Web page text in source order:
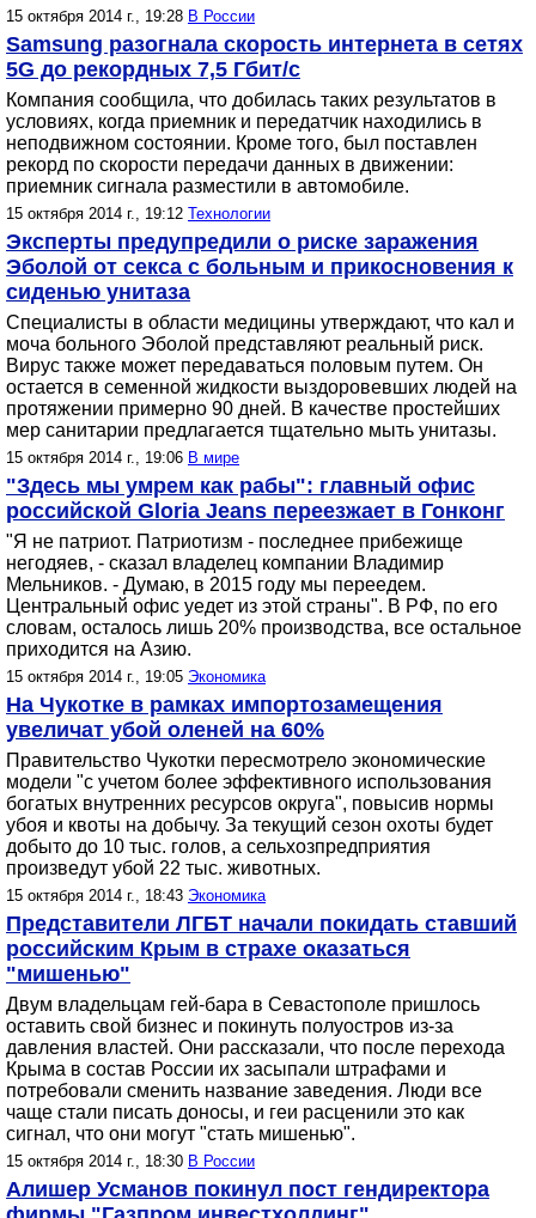
15 октября 2014 г., 19:28 В России
Samsung разогнала скорость интернета в сетях
5G до рекордных 7,5 Гбит/с
Компания сообщила, что добилась таких результатов в
условиях, когда приемник и передатчик находились в
неподвижном состоянии. Кроме того, был поставлен
рекорд по скорости передачи данных в движении:
приемник сигнала разместили в автомобиле.
15 октября 2014 г., 19:12 Технологии
Эксперты предупредили о риске заражения
Эболой от секса с больным и прикосновения к
сиденью унитаза
Специалисты в области медицины утверждают, что кал и
моча больного Эболой представляют реальный риск.
Вирус также может передаваться половым путем. Он
остается в семенной жидкости выздоровевших людей на
протяжении примерно 90 дней. В качестве простейших
мер санитарии предлагается тщательно мыть унитазы.
15 октября 2014 г., 19:06 В мире
"Здесь мы умрем как рабы": главный офис
российской Gloria Jeans переезжает в Гонконг
"Я не патриот. Патриотизм - последнее прибежище
негодяев, - сказал владелец компании Владимир
Мельников. - Думаю, в 2015 году мы переедем.
Центральный офис уедет из этой страны". В РФ, по его
словам, осталось лишь 20% производства, все остальное
приходится на Азию.
15 октября 2014 г., 19:05 Экономика
На Чукотке в рамках импортозамещения
увеличат убой оленей на 60%
Правительство Чукотки пересмотрело экономические
модели "с учетом более эффективного использования
богатых внутренних ресурсов округа", повысив нормы
убоя и квоты на добычу. За текущий сезон охоты будет
добыто до 10 тыс. голов, а сельхозпредприятия
произведут убой 22 тыс. животных.
15 октября 2014 г., 18:43 Экономика
Представители ЛГБТ начали покидать ставший
российским Крым в страхе оказаться
"мишенью"
Двум владельцам гей-бара в Севастополе пришлось
оставить свой бизнес и покинуть полуостров из-за
давления властей. Они рассказали, что после перехода
Крыма в состав России их засыпали штрафами и
потребовали сменить название заведения. Люди все
чаще стали писать доносы, и геи расценили это как
сигнал, что они могут "стать мишенью".
15 октября 2014 г., 18:30 В России
Алишер Усманов покинул пост гендиректора